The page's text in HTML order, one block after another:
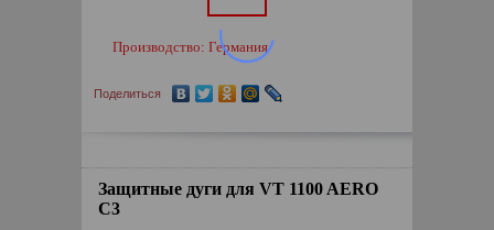
Производство: Германия
Поделиться
Защитные дуги для VT 1100 AERO
C3